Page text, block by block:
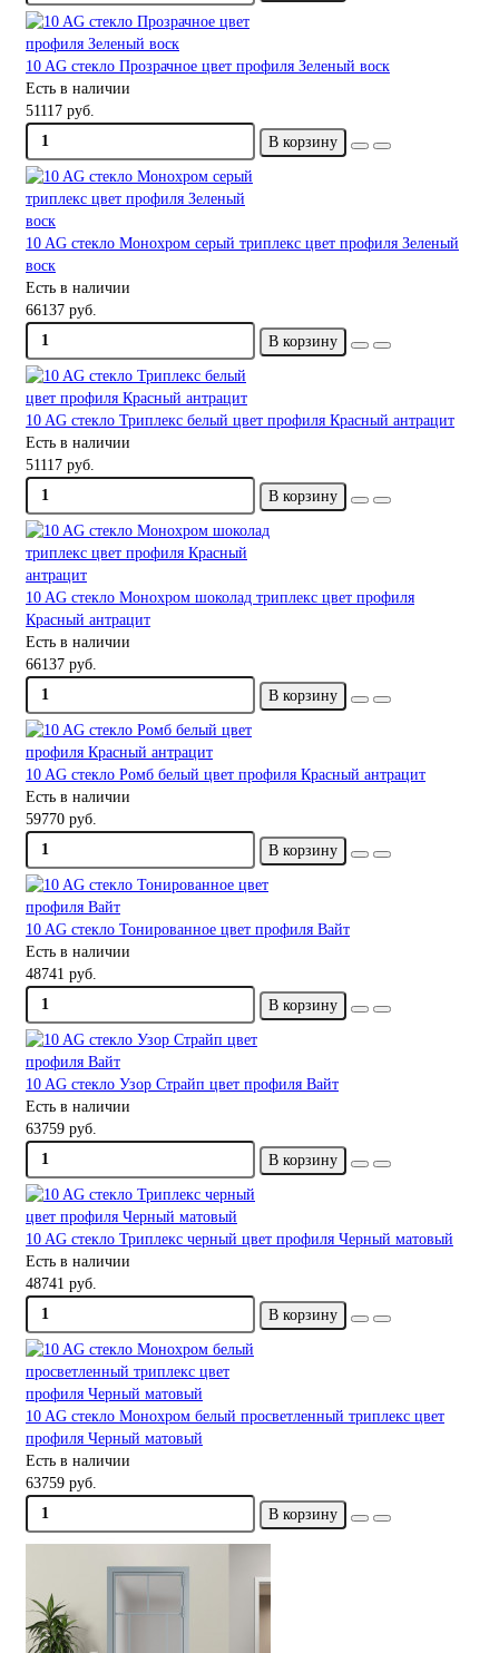
10 AG стекло Прозрачное цвет профиля Зеленый воск
Есть в наличии
51117 руб.
В корзину
10 AG стекло Монохром серый триплекс цвет профиля Зеленый
воск
Есть в наличии
66137 руб.
В корзину
10 AG стекло Триплекс белый цвет профиля Красный антрацит
Есть в наличии
51117 руб.
В корзину
10 AG стекло Монохром шоколад триплекс цвет профиля
Красный антрацит
Есть в наличии
66137 руб.
В корзину
10 AG стекло Ромб белый цвет профиля Красный антрацит
Есть в наличии
59770 руб.
В корзину
10 AG стекло Тонированное цвет профиля Вайт
Есть в наличии
48741 руб.
В корзину
10 AG стекло Узор Страйп цвет профиля Вайт
Есть в наличии
63759 руб.
В корзину
10 AG стекло Триплекс черный цвет профиля Черный матовый
Есть в наличии
48741 руб.
В корзину
10 AG стекло Монохром белый просветленный триплекс цвет
профиля Черный матовый
Есть в наличии
63759 руб.
В корзину